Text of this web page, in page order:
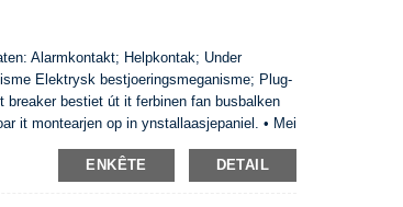
en Instant iepeningsgebieten foar
circuit breakers net beynfloede fan
Alarmkontakt; Helpkontak; Under
Elektrysk bestjoeringsmeganisme; Plug-
breaker bestiet út it ferbinen fan busbalken
it montearjen op in ynstallaasjepaniel. • Mei
wurde op in DIN-spoar ....
ENKÊTE
DETAIL